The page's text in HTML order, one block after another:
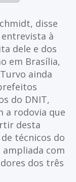
disse
à
dele e dos
em Brasília,
ainda
do DNIT,
a rodovia que
desta
técnicos do
ampliada com
dos três